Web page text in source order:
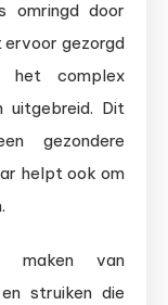
omringd door
ervoor gezorgd
het complex
uitgebreid. Dit
gezondere
helpt ook om
maken van
struiken die